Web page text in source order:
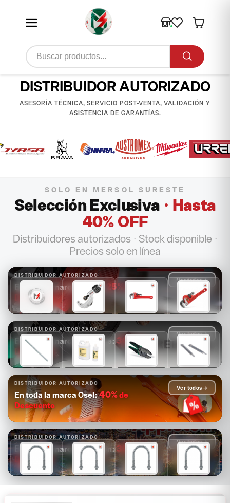
DISTRIBUIDOR AUTORIZADO
ASESORÍA TÉCNICA, SERVICIO POST-VENTA, VALIDACIÓN Y
ASISTENCIA DE GARANTÍAS.
SOLO EN MERSOL SURESTE
Selección Exclusiva · Hasta
40% OFF
Distribuidores autorizados · Stock disponible ·
Precios solo en línea
DISTRIBUIDOR AUTORIZADO
En toda la marca Ridgid: 25%
Descuento
Ver todos →
$1,261 $817 $878 $985
DISTRIBUIDOR AUTORIZADO
En toda la marca Greenlee: 30%
Descuento
Ver todos →
$10,416 $2,888 $1,752 $1,459
DISTRIBUIDOR AUTORIZADO
En toda la marca Osel:40%de
Descuento
Ver todos →
DISTRIBUIDOR AUTORIZADO
En toda la marca Appleton:30%de
Descuento
Ver todos →
$18 $24 $21 $38